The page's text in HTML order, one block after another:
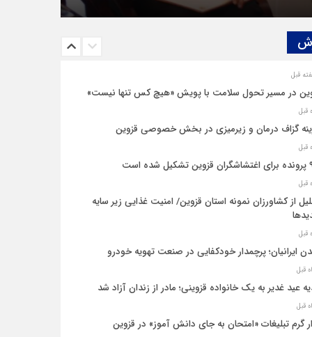
در مسیر تحول سلامت با پویش «هیچ‌ کس تنها نیست»
گزاف درمان و زیرمیزی در بخش خصوصی قزوین
است
از کشاورزان نمونه استان قزوین/ امنیت غذایی زیر سایه
ایرانیان؛ پرچمدار خودکفایی در صنعت تهویه خودرو
عید غدیر به یک خانواده قزوینی؛ مادر از زندان آزاد شد
گرم تبلیغات «امتحان به جای دانش‌ آموز» در قزوین